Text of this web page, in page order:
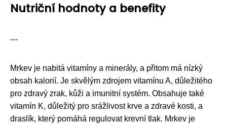
Nutriční hodnoty a benefity
---
Mrkev je nabitá vitamíny a minerály, a přitom má nízký
obsah kalorií. Je skvělým zdrojem vitamínu A, důležitého
pro zdravý zrak, kůži a imunitní systém. Obsahuje také
vitamín K, důležitý pro srážlivost krve a zdravé kosti, a
draslík, který pomáhá regulovat krevní tlak. Mrkev je